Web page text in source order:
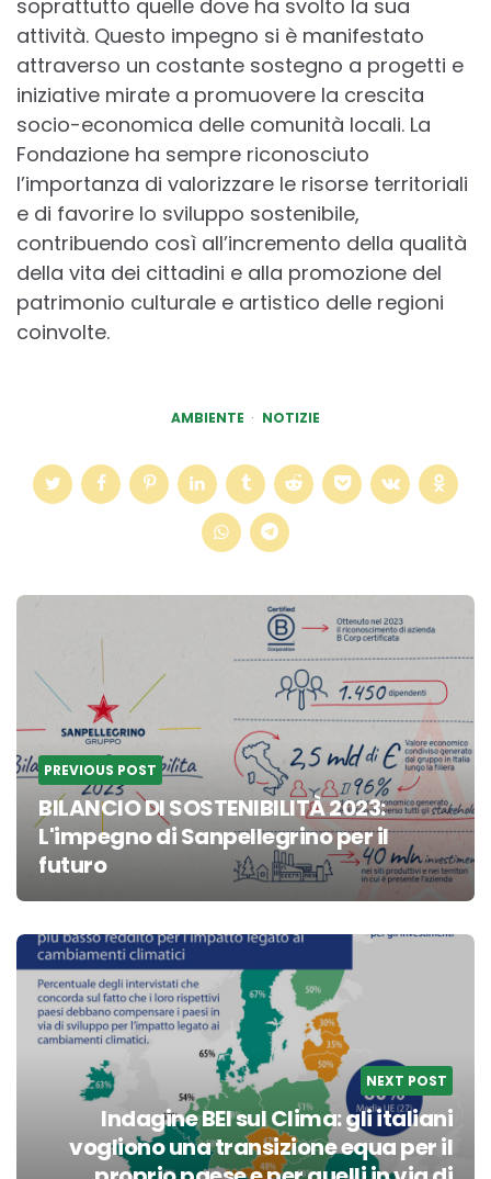
soprattutto quelle dove ha svolto la sua
attività. Questo impegno si è manifestato
attraverso un costante sostegno a progetti e
iniziative mirate a promuovere la crescita
socio-economica delle comunità locali. La
Fondazione ha sempre riconosciuto
l’importanza di valorizzare le risorse territoriali
e di favorire lo sviluppo sostenibile,
contribuendo così all’incremento della qualità
della vita dei cittadini e alla promozione del
patrimonio culturale e artistico delle regioni
coinvolte.
AMBIENTE NOTIZIE
Post
navigation
PREVIOUS POST
BILANCIO DI SOSTENIBILITÀ 2023:
L'impegno di Sanpellegrino per il
futuro
NEXT POST
Indagine BEI sul Clima: gli italiani
vogliono una transizione equa per il